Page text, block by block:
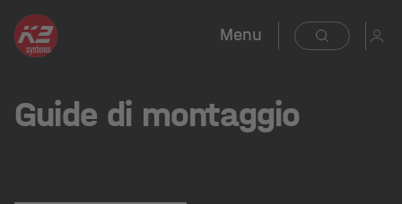
Menu
Guide di montaggio